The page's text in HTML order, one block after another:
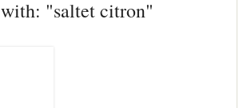
with: "saltet citron"